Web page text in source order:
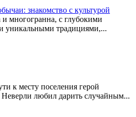
и многогранна, с глубокими
уникальными традициями,...
к месту поселения герой
Неверли любил дарить случайным...